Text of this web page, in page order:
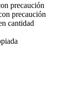
precaución
precaución
cantidad